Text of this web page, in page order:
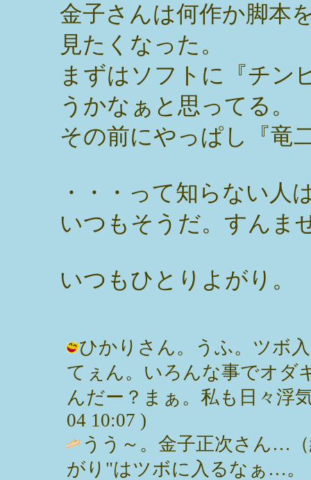
金子さんは何作か脚本
見たくなった。
まずはソフトに『チン
うかなぁと思ってる。
その前にやっぱし『竜
・・・って知らない人
いつもそうだ。すんま
いつもひとりよがり。
ひかりさん。うふ。ツボ
てぇん。いろんな事でオダ
んだー？まぁ。私も日々浮
04 10:07 )
うう～。金子正次さん…
がり"はツボに入るなぁ…。